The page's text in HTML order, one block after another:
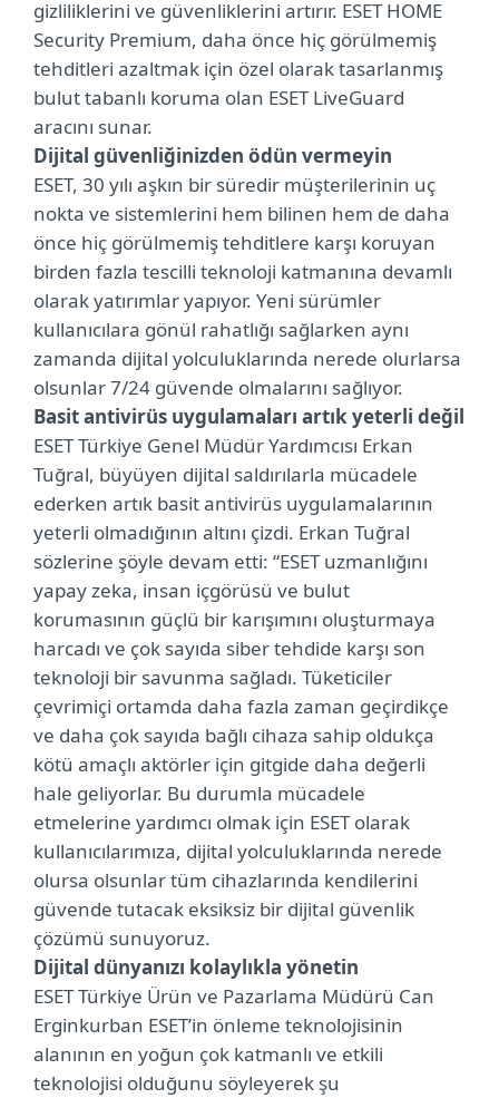
gizliliklerini ve güvenliklerini artırır. ESET HOME
Security Premium, daha önce hiç görülmemiş
tehditleri azaltmak için özel olarak tasarlanmış
bulut tabanlı koruma olan ESET LiveGuard
aracını sunar.
Dijital güvenliğinizden ödün vermeyin
ESET, 30 yılı aşkın bir süredir müşterilerinin uç
nokta ve sistemlerini hem bilinen hem de daha
önce hiç görülmemiş tehditlere karşı koruyan
birden fazla tescilli teknoloji katmanına devamlı
olarak yatırımlar yapıyor. Yeni sürümler
kullanıcılara gönül rahatlığı sağlarken aynı
zamanda dijital yolculuklarında nerede olurlarsa
olsunlar 7/24 güvende olmalarını sağlıyor.
Basit antivirüs uygulamaları artık yeterli değil
ESET Türkiye Genel Müdür Yardımcısı Erkan
Tuğral, büyüyen dijital saldırılarla mücadele
ederken artık basit antivirüs uygulamalarının
yeterli olmadığının altını çizdi. Erkan Tuğral
sözlerine şöyle devam etti: “ESET uzmanlığını
yapay zeka, insan içgörüsü ve bulut
korumasının güçlü bir karışımını oluşturmaya
harcadı ve çok sayıda siber tehdide karşı son
teknoloji bir savunma sağladı. Tüketiciler
çevrimiçi ortamda daha fazla zaman geçirdikçe
ve daha çok sayıda bağlı cihaza sahip oldukça
kötü amaçlı aktörler için gitgide daha değerli
hale geliyorlar. Bu durumla mücadele
etmelerine yardımcı olmak için ESET olarak
kullanıcılarımıza, dijital yolculuklarında nerede
olursa olsunlar tüm cihazlarında kendilerini
güvende tutacak eksiksiz bir dijital güvenlik
çözümü sunuyoruz.
Dijital dünyanızı kolaylıkla yönetin
ESET Türkiye Ürün ve Pazarlama Müdürü Can
Erginkurban ESET’in önleme teknolojisinin
alanının en yoğun çok katmanlı ve etkili
teknolojisi olduğunu söyleyerek şu